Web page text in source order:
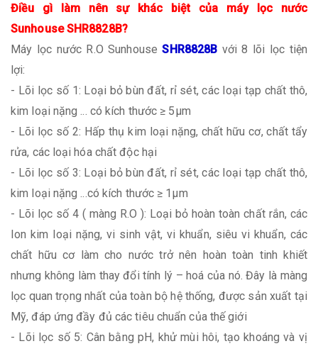
Điều gì làm nên sự khác biệt của máy lọc nước
Sunhouse SHR8828B?
Máy lọc nước R.O Sunhouse SHR8828B với 8 lõi lọc tiện
lợi:
- Lõi lọc số 1: Loại bỏ bùn đất, rỉ sét, các loại tạp chất thô,
kim loại nặng ... có kích thước ≥ 5µm
- Lõi lọc số 2: Hấp thụ kim loại nặng, chất hữu cơ, chất tẩy
rửa, các loại hóa chất độc hại
- Lõi lọc số 3: Loại bỏ bùn đất, rỉ sét, các loại tạp chất thô,
kim loại nặng ...có kích thước ≥ 1µm
- Lõi lọc số 4 ( màng R.O ): Loại bỏ hoàn toàn chất rắn, các
Ion kim loại nặng, vi sinh vật, vi khuẩn, siêu vi khuẩn, các
chất hữu cơ làm cho nước trở nên hoàn toàn tinh khiết
nhưng không làm thay đổi tính lý – hoá của nó. Đây là màng
lọc quan trọng nhất của toàn bộ hệ thống, được sản xuất tại
Mỹ, đáp ứng đầy đủ các tiêu chuẩn của thế giới
- Lõi lọc số 5: Cân bằng pH, khử mùi hôi, tạo khoáng và vị